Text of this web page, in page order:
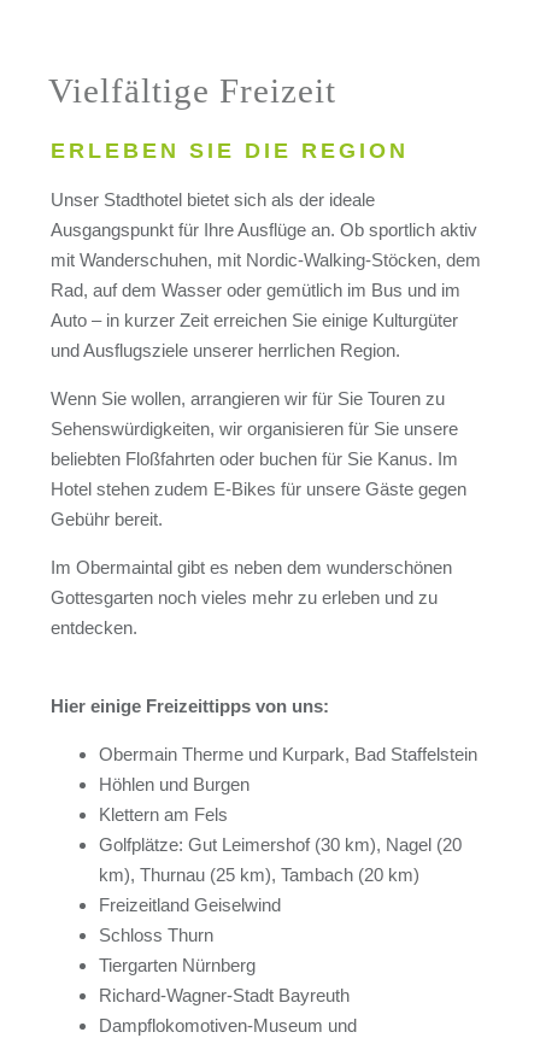
Vielfältige Freizeit
ERLEBEN SIE DIE REGION
Unser Stadthotel bietet sich als der ideale
Ausgangspunkt für Ihre Ausflüge an. Ob sportlich aktiv
mit Wanderschuhen, mit Nordic-Walking-Stöcken, dem
Rad, auf dem Wasser oder gemütlich im Bus und im
Auto – in kurzer Zeit erreichen Sie einige Kulturgüter
und Ausflugsziele unserer herrlichen Region.
Wenn Sie wollen, arrangieren wir für Sie Touren zu
Sehenswürdigkeiten, wir organisieren für Sie unsere
beliebten Floßfahrten oder buchen für Sie Kanus. Im
Hotel stehen zudem E-Bikes für unsere Gäste gegen
Gebühr bereit.
Im Obermaintal gibt es neben dem wunderschönen
Gottesgarten noch vieles mehr zu erleben und zu
entdecken.
Hier einige Freizeittipps von uns:
Obermain Therme und Kurpark, Bad Staffelstein
Höhlen und Burgen
Klettern am Fels
Golfplätze: Gut Leimershof (30 km), Nagel (20
km), Thurnau (25 km), Tambach (20 km)
Freizeitland Geiselwind
Schloss Thurn
Tiergarten Nürnberg
Richard-Wagner-Stadt Bayreuth
Dampflokomotiven-Museum und